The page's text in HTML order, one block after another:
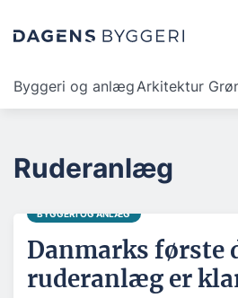
Byggeri og anlægArkitektur
Ruderanlæg
BYGGERI OG ANLÆG
Danmarks første
ruderanlæg er